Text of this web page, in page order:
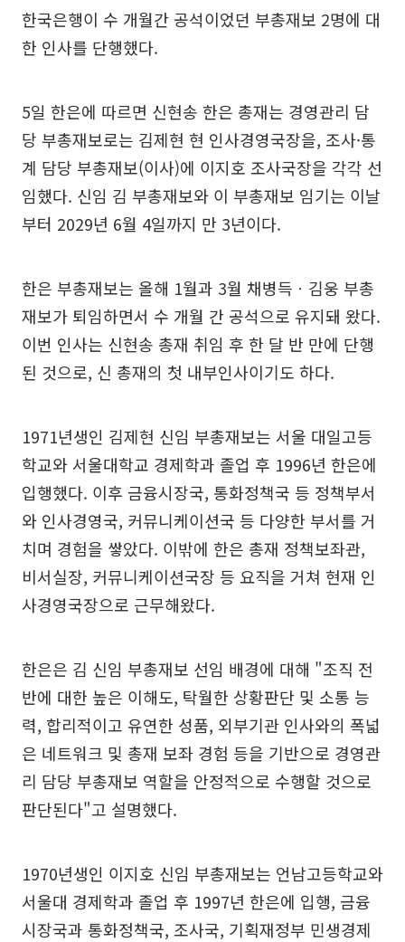
한국은행이 수 개월간 공석이었던 부총재보 2명에 대
한 인사를 단행했다.
5일 한은에 따르면 신현송 한은 총재는 경영관리 담
당 부총재보로는 김제현 현 인사경영국장을, 조사·통
계 담당 부총재보(이사)에 이지호 조사국장을 각각 선
임했다. 신임 김 부총재보와 이 부총재보 임기는 이날
부터 2029년 6월 4일까지 만 3년이다.
한은 부총재보는 올해 1월과 3월 채병득ㆍ김웅 부총
재보가 퇴임하면서 수 개월 간 공석으로 유지돼 왔다.
이번 인사는 신현송 총재 취임 후 한 달 반 만에 단행
된 것으로, 신 총재의 첫 내부인사이기도 하다.
1971년생인 김제현 신임 부총재보는 서울 대일고등
학교와 서울대학교 경제학과 졸업 후 1996년 한은에
입행했다. 이후 금융시장국, 통화정책국 등 정책부서
와 인사경영국, 커뮤니케이션국 등 다양한 부서를 거
치며 경험을 쌓았다. 이밖에 한은 총재 정책보좌관,
비서실장, 커뮤니케이션국장 등 요직을 거쳐 현재 인
사경영국장으로 근무해왔다.
한은은 김 신임 부총재보 선임 배경에 대해 "조직 전
반에 대한 높은 이해도, 탁월한 상황판단 및 소통 능
력, 합리적이고 유연한 성품, 외부기관 인사와의 폭넓
은 네트워크 및 총재 보좌 경험 등을 기반으로 경영관
리 담당 부총재보 역할을 안정적으로 수행할 것으로
판단된다"고 설명했다.
1970년생인 이지호 신임 부총재보는 언남고등학교와
서울대 경제학과 졸업 후 1997년 한은에 입행, 금융
시장국과 통화정책국, 조사국, 기획재정부 민생경제